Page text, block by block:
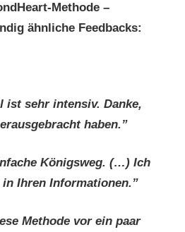
Methode –
ähnliche Feedbacks:
ist sehr intensiv. Danke,
haben.”
Königsweg. (…) Ich
in Ihren Informationen.”
Methode vor ein paar